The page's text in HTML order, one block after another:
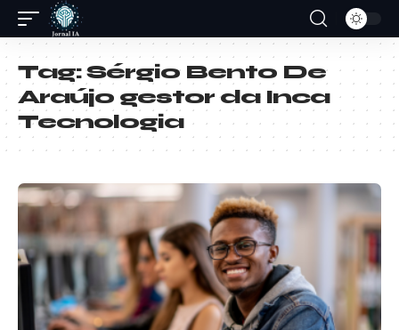
Tag:Sérgio Bento De
Araújo gestor da Inca
Tecnologia